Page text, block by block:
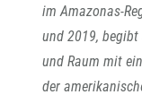
im Amazonas-
und 2019,
und Raum mit
der